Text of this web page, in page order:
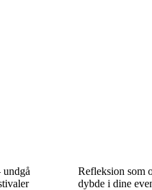
Refleksion som
dybde i dine